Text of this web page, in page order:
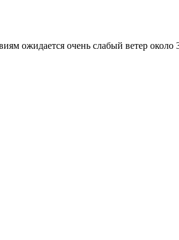
ожидается очень слабый ветер